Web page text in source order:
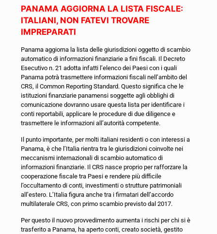
PANAMA AGGIORNA LA LISTA FISCALE:
ITALIANI, NON FATEVI TROVARE
IMPREPARATI
Panama aggiorna la lista delle giurisdizioni oggetto di scambio
automatico di informazioni finanziarie a fini fiscali. Il Decreto
Esecutivo n. 21 adotta infatti l’elenco dei Paesi con i quali
Panama potrà trasmettere informazioni fiscali nell’ambito del
CRS, il Common Reporting Standard. Questo significa che le
istituzioni finanziarie panamensi soggette agli obblighi di
comunicazione dovranno usare questa lista per identificare i
conti reportabili, applicare le procedure di due diligence e
trasmettere le informazioni all’autorità competente.
Il punto importante, per molti italiani residenti o con interessi a
Panama, è che l’Italia rientra tra le giurisdizioni coinvolte nei
meccanismi internazionali di scambio automatico di
informazioni finanziarie. Il CRS nasce proprio per rafforzare la
cooperazione fiscale tra Paesi e rendere più difficile
l’occultamento di conti, investimenti o strutture patrimoniali
all’estero. L’Italia figura anche tra i firmatari dell’accordo
multilaterale CRS, con primo scambio previsto dal 2017.
Per questo il nuovo provvedimento aumenta i rischi per chi si è
trasferito a Panama, ha aperto conti, creato società, gestito